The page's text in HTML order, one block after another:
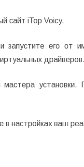
сайт iTop Voicy.
запустите его
драйверов.
мастера
в настройках ваш